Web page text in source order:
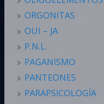
ORGONITAS
OUI – JA
P.N.L.
PAGANISMO
PANTEONES
PARAPSICOLOGÍA